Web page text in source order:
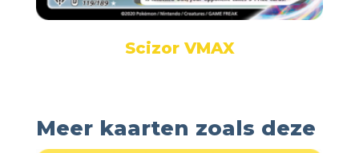
Scizor VMAX
Meer kaarten zoals deze